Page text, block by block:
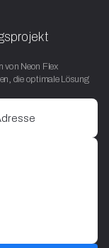
von Neon Flex
die optimale Lösung